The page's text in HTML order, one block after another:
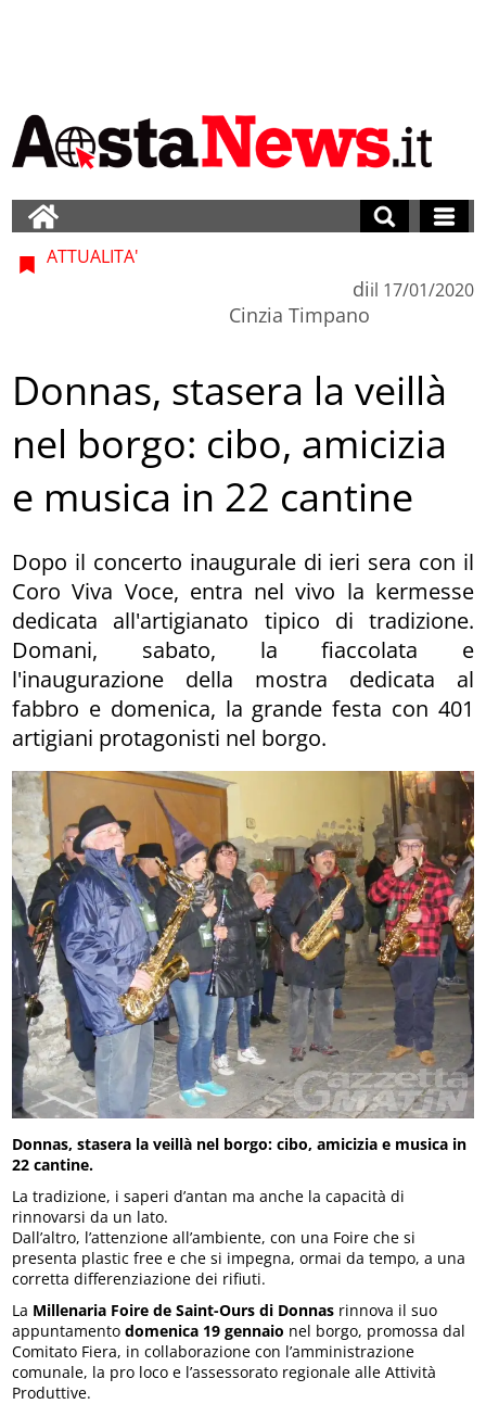
ATTUALITA'
di
Cinzia Timpano
il 17/01/2020
Donnas, stasera la veillà
nel borgo: cibo, amicizia
e musica in 22 cantine
Dopo il concerto inaugurale di ieri sera con il
Coro Viva Voce, entra nel vivo la kermesse
dedicata all'artigianato tipico di tradizione.
Domani, sabato, la fiaccolata e
l'inaugurazione della mostra dedicata al
fabbro e domenica, la grande festa con 401
artigiani protagonisti nel borgo.
Donnas, stasera la veillà nel borgo: cibo, amicizia e musica in
22 cantine.
La tradizione, i saperi d’antan ma anche la capacità di
rinnovarsi da un lato.
Dall’altro, l’attenzione all’ambiente, con una Foire che si
presenta plastic free e che si impegna, ormai da tempo, a una
corretta differenziazione dei rifiuti.
La Millenaria Foire de Saint-Ours di Donnas rinnova il suo
appuntamentodomenica 19 gennaio nel borgo, promossa dal
Comitato Fiera, in collaborazione con l’amministrazione
comunale, la pro loco e l’assessorato regionale alle Attività
Produttive.